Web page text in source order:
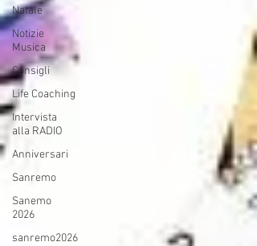
Natale
Notizie
Musica
Consigli
Life Coaching
Intervista
alla RADIO
Anniversari
Sanremo
Sanemo
2026
sanremo2026